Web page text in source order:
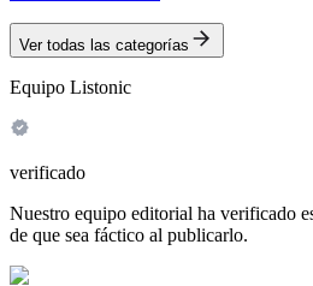
Ver todas las categorías
Equipo Listonic
verificado
Nuestro equipo editorial ha verificado
de que sea fáctico al publicarlo.